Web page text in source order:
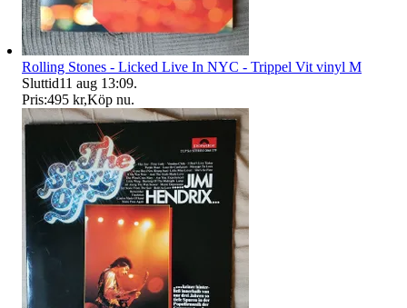
Rolling Stones - Licked Live In NYC - Trippel Vit vinyl M
Sluttid11 aug 13:09.
Pris:495 kr,Köp nu.